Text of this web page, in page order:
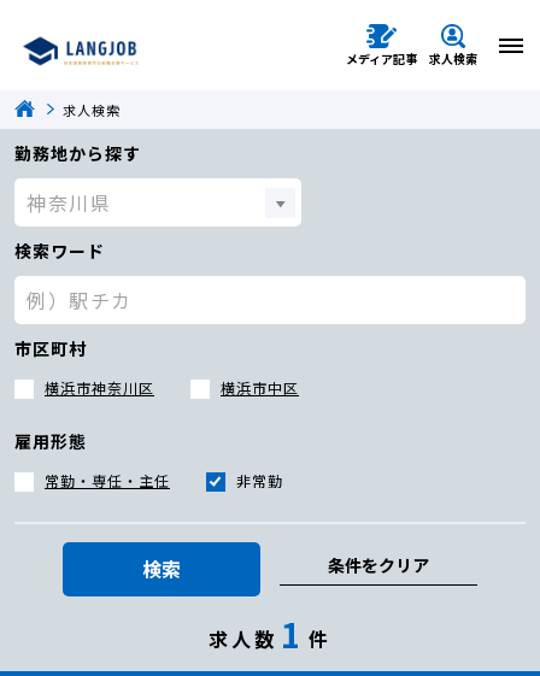
メディア記事 求人検索
求人検索
勤務地から探す
検索ワード
市区町村
横浜市神奈川区 横浜市中区
雇用形態
常勤・専任・主任 非常勤
検索 条件をクリア
求人数 1 件